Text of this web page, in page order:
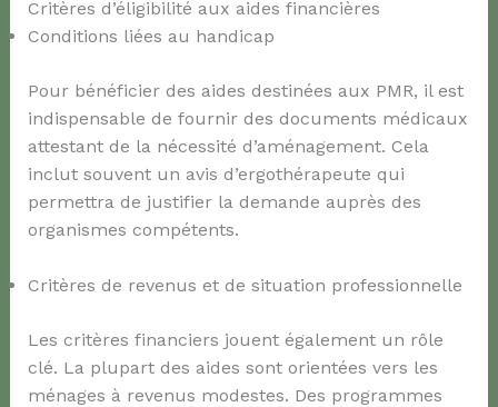
Critères d’éligibilité aux aides financières
Conditions liées au handicap
Pour bénéficier des aides destinées aux PMR, il est
indispensable de fournir des documents médicaux
attestant de la nécessité d’aménagement. Cela
inclut souvent un avis d’ergothérapeute qui
permettra de justifier la demande auprès des
organismes compétents.
Critères de revenus et de situation professionnelle
Les critères financiers jouent également un rôle
clé. La plupart des aides sont orientées vers les
ménages à revenus modestes. Des programmes